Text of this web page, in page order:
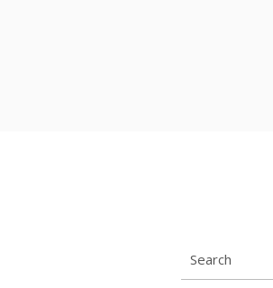
Search
for: